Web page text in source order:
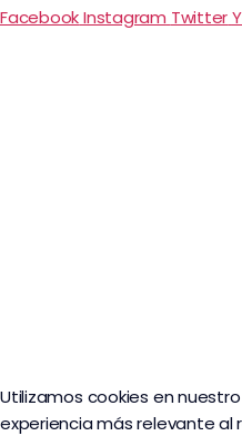
FacebookInstagram Twitter
Utilizamos cookies en
experiencia más relevante al